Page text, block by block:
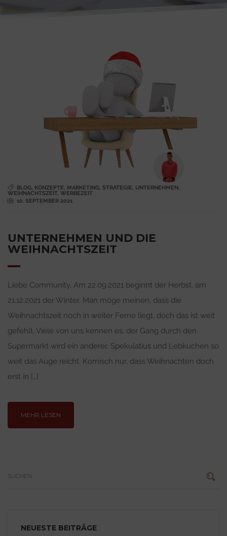
BLOG, KONZEPTE, MARKETING, STRATEGIE, UNTERNEHMEN,
WEIHNACHTSZEIT, WERBEZEIT
10. SEPTEMBER 2021
UNTERNEHMEN UND DIE
WEIHNACHTSZEIT
Liebe Community, Am 22.09.2021 beginnt der Herbst, am
21.12.2021 der Winter. Man möge meinen, dass die
Weihnachtszeit noch in weiter Ferne liegt, doch das ist weit
gefehlt. Viele von uns kennen es, der Gang durch den
Supermarkt wird ein anderer. Spekulatius und Lebkuchen so
weit das Auge reicht. Komisch nur, dass Weihnachten doch
erst in […]
MEHR LESEN
NEUESTE BEITRÄGE